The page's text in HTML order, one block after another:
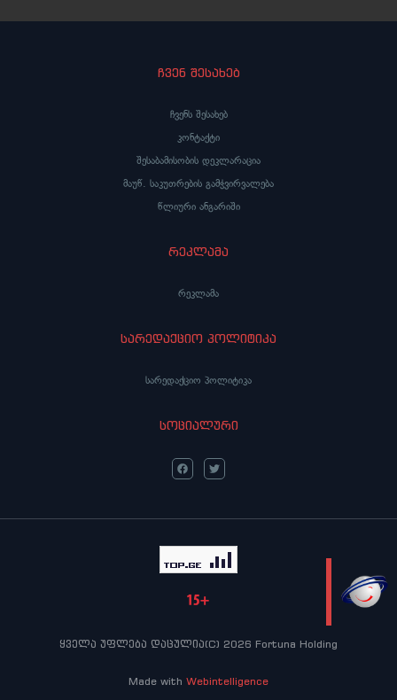
LIVE
ჩვენ შესახებ
ჩვენს შესახებ
კონტაქტი
შესაბამისობის დეკლარაცია
მაუწ. საკუთრების გამჭვირვალება
წლიური ანგარიში
რეკლამა
რეკლამა
სარედაქციო პოლიტიკა
სარედაქციო პოლიტიკა
სოციალური
ყველა უფლება დაცულია(C) 2026 Fortuna Holding
Made with Webintelligence